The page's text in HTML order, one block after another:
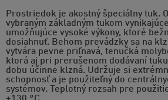
Prostriedok je akostný špeciálny tuk.
vybraným základným tukom
umožňujúce vysoké výkony, ktoré
dosiahnuť. Behom prevádzky sa na
vytvára pevne priľnavá, tenučká
ktorá aj pri prerušenom dodávaní
dobu účinne klzná. Udržuje si
schopnosť a je použiteľný do
systémov. Teplotný rozsah pre